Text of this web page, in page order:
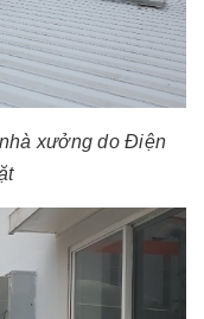
xưởng do Điện